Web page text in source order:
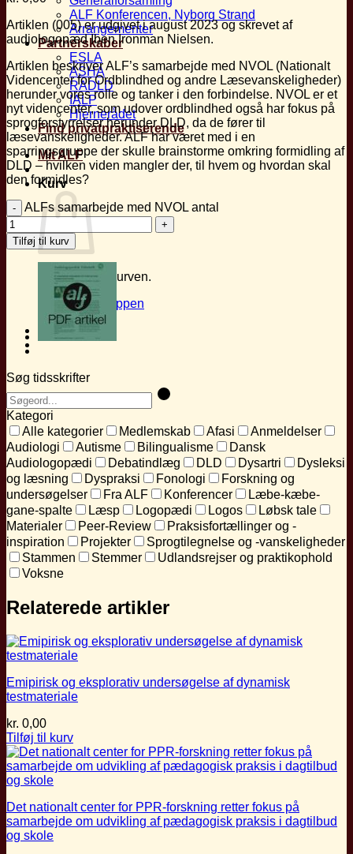
ALF Konferencen, Nyborg Strand
Arrangementer
Partnerskaber
ESLA
ASHA
RADLD
IALP
Hjernerådet
Find privatpraktiserende
Mit ALF
Kurv
Ingen varer i kurven.
Tilbage til shoppen
Artiklen (005) er udgivet i august 2023 og skrevet af
audiologopæd Iben Ironman Nielsen.
Artiklen beskriver ALF’s samarbejde med NVOL (Nationalt
Videncenter for Ordblindhed og andre Læsevanskeligheder)
herunder vores rolle og tanker i den forbindelse. NVOL er et
nyt videncenter, som udover ordblindhed også har fokus på
sprogforstyrrelser herunder DLD, da de fører til
læsevanskeligheder. ALF har været med i en
sparringsgruppe der skulle brainstorme omkring formidling af
DLD – hvilken viden mangler der, til hvem og hvordan skal
den formidles?
ALFs samarbejde med NVOL antal
Tilføj til kurv
Søg tidsskrifter
Kategori
Alle kategorier
Medlemskab Afasi
Anmeldelser
Audiologi
Autisme Bilingualisme
Dansk
Audiologopædi
Debatindlæg DLD Dysartri
Dysleksi
og læsning
Dyspraksi Fonologi
Forskning og
undersøgelser
Fra ALF Konferencer
Læbe-kæbe-
gane-spalte
Læsp Logopædi Logos
Løbsk tale
Materialer
Peer-Review
Praksisfortællinger og -
inspiration
Projekter
Sprogtilegnelse og -vanskeligheder
Stammen
Stemmer
Udlandsrejser og praktikophold
Voksne
Relaterede artikler
Emipirisk og eksplorativ undersøgelse af dynamisk
testmateriale
kr. 0,00
Tilføj til kurv
Det nationalt center for PPR-forskning retter fokus på
samarbejde om udvikling af pædagogisk praksis i dagtilbud
og skole